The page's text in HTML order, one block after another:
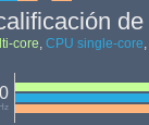
core, CPU single-core,